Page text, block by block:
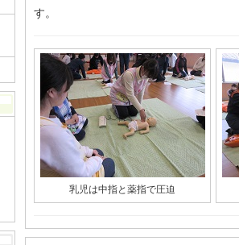
す。
乳児は中指と薬指で圧迫